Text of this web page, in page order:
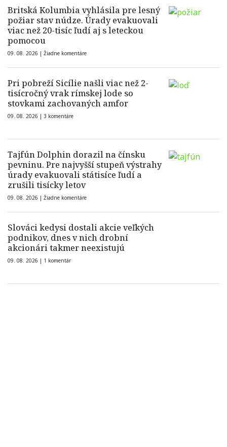
Britská Kolumbia vyhlásila pre lesný
požiar stav núdze. Úrady evakuovali
viac než 20-tisíc ľudí aj s leteckou
pomocou
09. 08. 2026 | Žiadne komentáre
Pri pobreží Sicílie našli viac než 2-
tisícročný vrak rímskej lode so
stovkami zachovaných amfor
09. 08. 2026 | 3 komentáre
Tajfún Dolphin dorazil na čínsku
pevninu. Pre najvyšší stupeň výstrahy
úrady evakuovali státisíce ľudí a
zrušili tisícky letov
09. 08. 2026 | Žiadne komentáre
Slováci kedysi dostali akcie veľkých
podnikov, dnes v nich drobní
akcionári takmer neexistujú
09. 08. 2026 | 1 komentár